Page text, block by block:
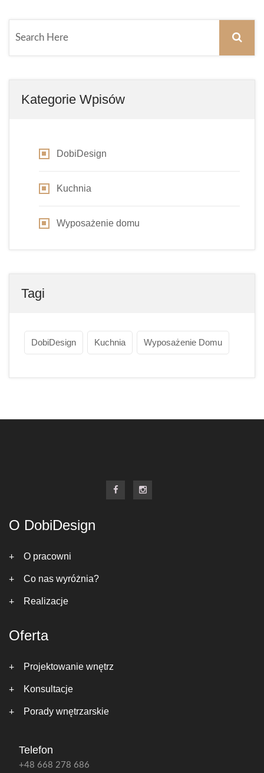
Kategorie Wpisów
DobiDesign
Kuchnia
Wyposażenie domu
Tagi
DobiDesign Kuchnia Wyposażenie Domu
O DobiDesign
O pracowni
Co nas wyróżnia?
Realizacje
Oferta
Projektowanie wnętrz
Konsultacje
Porady wnętrzarskie
Telefon
+48 668 278 686